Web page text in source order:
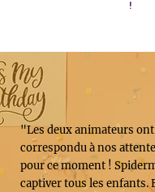
!
"Les deux animateurs
correspondu à nos
pour ce moment !
captiver tous les enfants.